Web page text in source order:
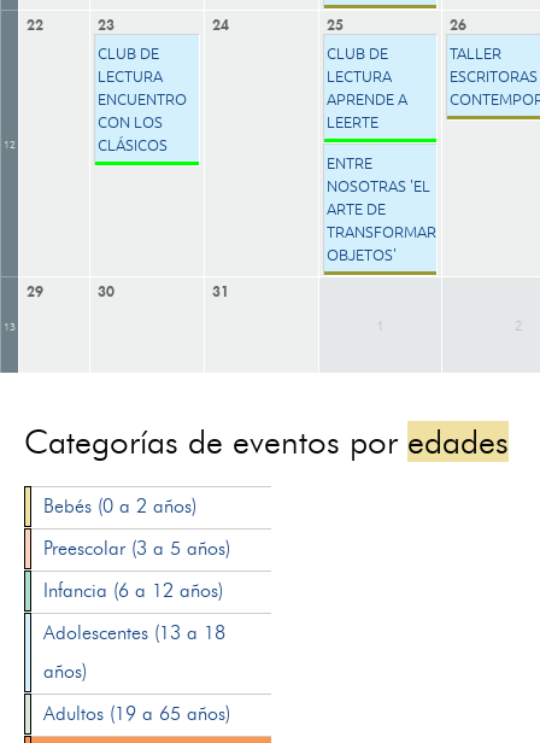
12
22 23
CLUB DE
LECTURA
ENCUENTRO
CON LOS
CLÁSICOS
24 25
CLUB DE
LECTURA
APRENDE A
LEERTE
ENTRE
NOSOTRAS 'EL
ARTE DE
TRANSFORMAR
OBJETOS'
26
TALLER
ESCRITORAS
13
29 30 31
1 2
Categorías de eventos por edades
Bebés (0 a 2 años)
Preescolar (3 a 5 años)
Infancia (6 a 12 años)
Adolescentes (13 a 18
años)
Adultos (19 a 65 años)